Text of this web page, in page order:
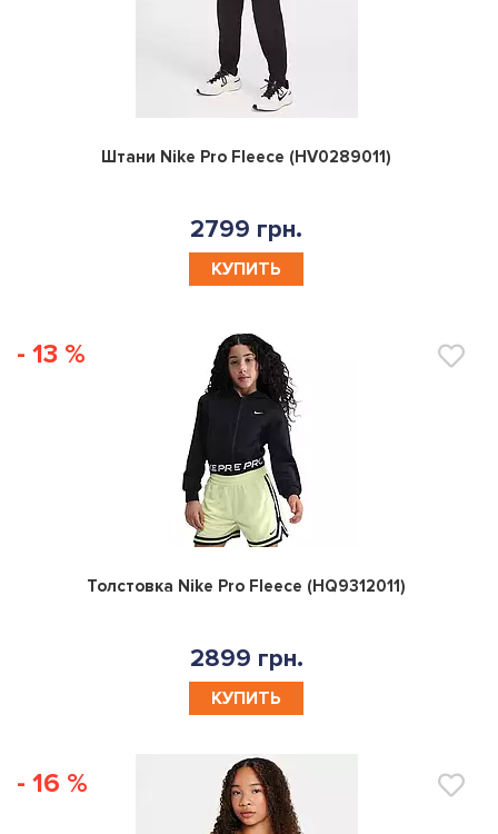
0
Штани Nike Pro Fleece (HV0289011)
2799 грн.
КУПИТЬ
- 13 %
0
Толстовка Nike Pro Fleece (HQ9312011)
2899 грн.
КУПИТЬ
- 16 %